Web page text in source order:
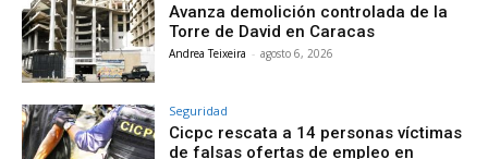
Avanza demolición controlada de la
Torre de David en Caracas
Andrea Teixeira - agosto 6, 2026
Seguridad
Cicpc rescata a 14 personas víctimas
de falsas ofertas de empleo en